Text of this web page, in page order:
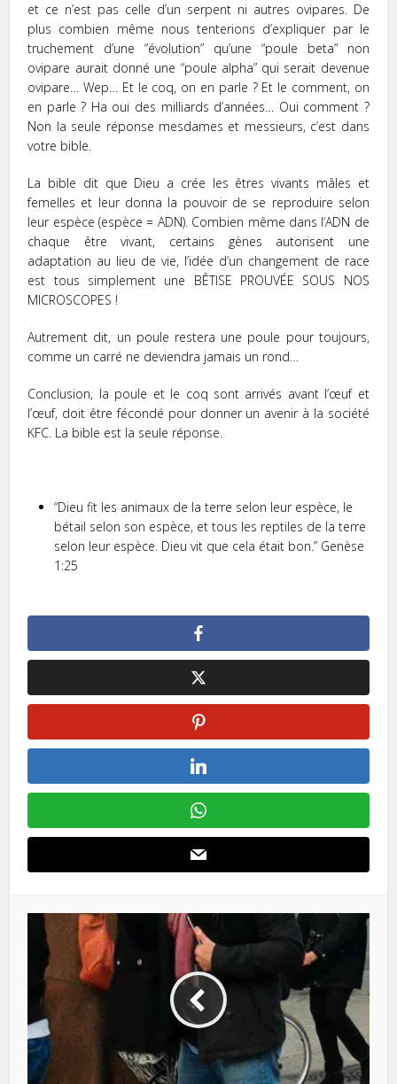
et ce n’est pas celle d’un serpent ni autres ovipares. De
plus combien même nous tenterions d’expliquer par le
truchement d’une “évolution” qu’une “poule beta” non
ovipare aurait donné une “poule alpha” qui serait devenue
ovipare… Wep… Et le coq, on en parle ? Et le comment, on
en parle ? Ha oui des milliards d’années… Oui comment ?
Non la seule réponse mesdames et messieurs, c’est dans
votre bible.
La bible dit que Dieu a crée les êtres vivants mâles et
femelles et leur donna la pouvoir de se reproduire selon
leur espèce (espèce = ADN). Combien même dans l’ADN de
chaque être vivant, certains gènes autorisent une
adaptation au lieu de vie, l’idée d’un changement de race
est tous simplement une BÊTISE PROUVÉE SOUS NOS
MICROSCOPES !
Autrement dit, un poule restera une poule pour toujours,
comme un carré ne deviendra jamais un rond…
Conclusion, la poule et le coq sont arrivés avant l’œuf et
l’œuf, doit être fécondé pour donner un avenir à la société
KFC. La bible est la seule réponse.
“Dieu fit les animaux de la terre selon leur espèce, le
bétail selon son espèce, et tous les reptiles de la terre
selon leur espèce. Dieu vit que cela était bon.” Genèse
1:25